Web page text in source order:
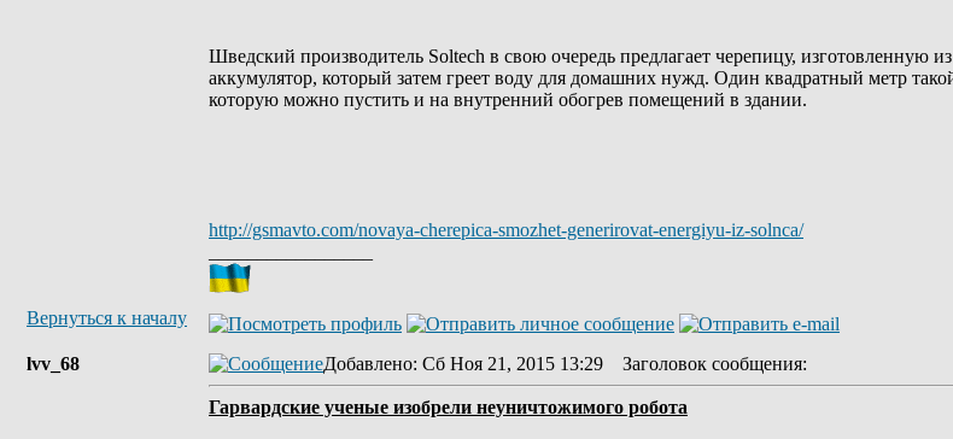
Шведский производитель Soltech в свою очередь предлагает черепицу, изготовленную
аккумулятор, который затем греет воду для домашних нужд. Один квадратный метр
которую можно пустить и на внутренний обогрев помещений в здании.
http://gsmavto.com/novaya-cherepica-smozhet-generirovat-energiyu-iz-solnca/
Вернуться к началу
lvv_68 Добавлено: Сб Ноя 21, 2015 13:29 Заголовок сообщения:
Гарвардские ученые изобрели неуничтожимого робота